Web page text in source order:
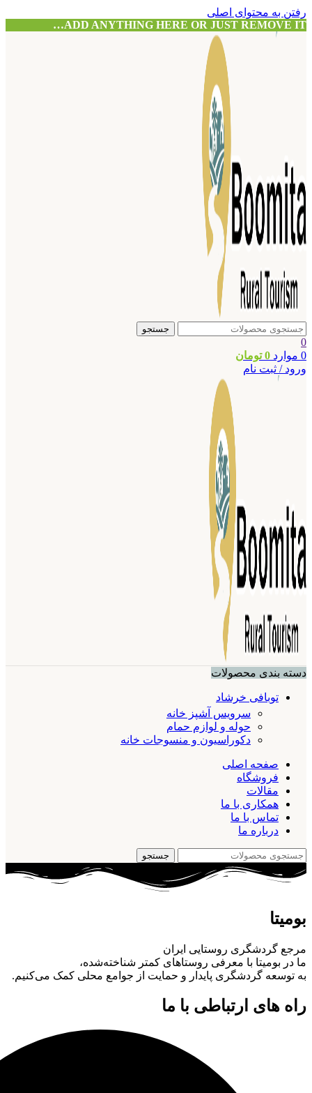
رفتن به محتوای اصلی
ADD ANYTHING HERE OR JUST REMOVE IT…
جستجو
0
0 موارد 0 تومان
ورود / ثبت نام
دسته بندی محصولات
توبافی خرشاد
سرویس آشپز خانه
حوله و لوازم حمام
دکوراسیون و منسوجات خانه
صفحه اصلی
فروشگاه
مقالات
همکاری با ما
تماس با ما
درباره ما
جستجو
بومیتا
مرجع گردشگری روستایی ایران
ما در بومیتا با معرفی روستاهای کمتر شناخته‌شده،
به توسعه گردشگری پایدار و حمایت از جوامع محلی کمک می‌کنیم.
راه های ارتباطی با ما